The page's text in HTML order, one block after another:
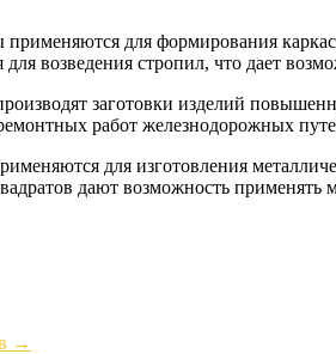
для формирования
для возведения стропил, что дает
заготовки изделий
работ железнодорожных
для изготовления
дают возможность
→